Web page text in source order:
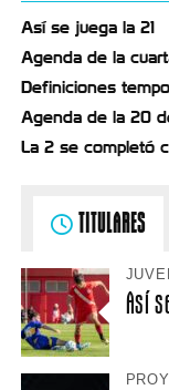
Así se juega la 21
Agenda de la
Definiciones
Agenda de la 20
La 2 se completó
TITULARES
Así